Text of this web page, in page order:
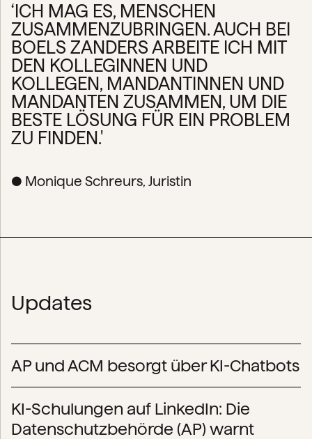
‘ICH MAG ES, MENSCHEN
ZUSAMMENZUBRINGEN. AUCH BEI
BOELS ZANDERS ARBEITE ICH MIT
DEN KOLLEGINNEN UND
KOLLEGEN, MANDANTINNEN UND
MANDANTEN ZUSAMMEN, UM DIE
BESTE LÖSUNG FÜR EIN PROBLEM
ZU FINDEN.'
● Monique Schreurs, Juristin
Updates
AP und ACM besorgt über KI-Chatbots
KI-Schulungen auf LinkedIn: Die
Datenschutzbehörde (AP) warnt